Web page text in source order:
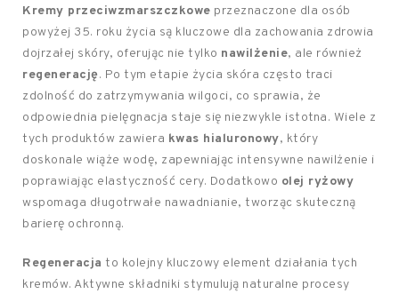
Kremy przeciwzmarszczkowe przeznaczone dla osób
powyżej 35. roku życia są kluczowe dla zachowania zdrowia
dojrzałej skóry, oferując nie tylko nawilżenie, ale również
regenerację. Po tym etapie życia skóra często traci
zdolność do zatrzymywania wilgoci, co sprawia, że
odpowiednia pielęgnacja staje się niezwykle istotna. Wiele z
tych produktów zawiera kwas hialuronowy, który
doskonale wiąże wodę, zapewniając intensywne nawilżenie i
poprawiając elastyczność cery. Dodatkowo olej ryżowy
wspomaga długotrwałe nawadnianie, tworząc skuteczną
barierę ochronną.
Regeneracja to kolejny kluczowy element działania tych
kremów. Aktywne składniki stymulują naturalne procesy